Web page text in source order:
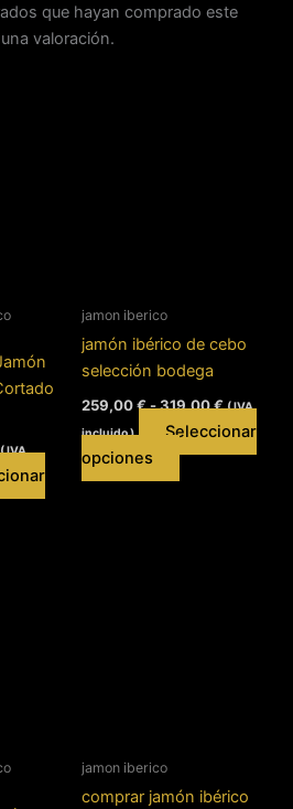
que hayan comprado este
valoración.
( IVA
jamon iberico
jamón ibérico de cebo
selección bodega
259,00€-319,00€Rango
precios:
desde
( IVA
incluido )
Seleccionar
opciones
Este
producto
de
jamon iberico
comprar jamón ibérico